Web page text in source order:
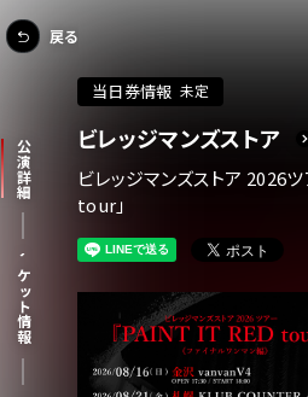
公演詳細
チケット情報
当日券情報 未定
ビレッジマンズストア
ビレッジマンズストア 2026
tour」
戻る